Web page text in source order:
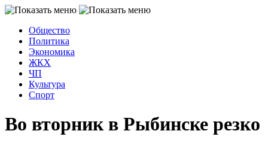
Общество
Политика
Экономика
ЖКХ
ЧП
Культура
Спорт
Во вторник в Рыбинске резко